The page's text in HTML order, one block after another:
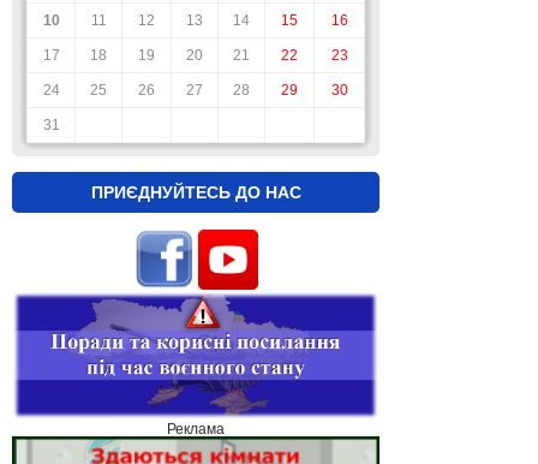
10 11 12 13 14 15 16
17 18 19 20 21 22 23
24 25 26 27 28 29 30
31
ПРИЄДНУЙТЕСЬ ДО НАС
Реклама